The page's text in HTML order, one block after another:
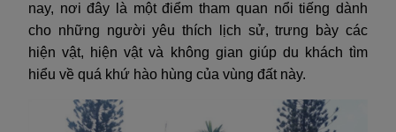
nay, nơi đây là một điểm tham quan nổi tiếng dành
cho những người yêu thích lịch sử, trưng bày các
hiện vật, hiện vật và không gian giúp du khách tìm
hiểu về quá khứ hào hùng của vùng đất này.